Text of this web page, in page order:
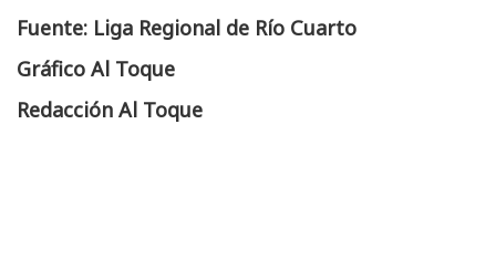
Fuente: Liga Regional de Río Cuarto
Gráfico Al Toque
Redacción Al Toque